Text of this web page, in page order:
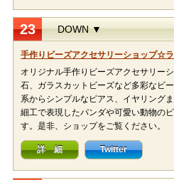
23 DOWN ▼
手作りビーズアクセサリーショップ☆
オリジナル手作りビーズアクセサリー
石、ガラスカットビーズなど多彩なビ
系からシンプルなピアス、イヤリング
細工で表現したパンダや可愛い動物の
す。是非、ショップをご覧ください。
詳 細 Twitter